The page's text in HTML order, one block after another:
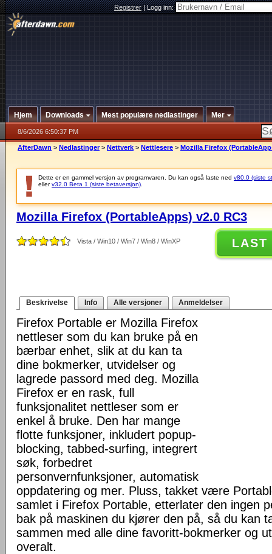
Registrer|Logg inn:
Hjem Downloads Mest populære nedlastinger Mer
8/6/2026 6:50:37 PM
AfterDawn > Nedlastinger > Nettverk > Nettlesere > Mozilla Firefox
Dette er en gammel versjon av programvaren. Du kan også laste ned v80.0 (siste
ellerv32.0 Beta 1 (siste betaversjon)
Mozilla Firefox (PortableApps) v2.0 RC3
Vista / Win10 / Win7 / Win8 / WinXP LAST
Beskrivelse Info Alle versjoner Anmeldelser
Firefox Portable er Mozilla Firefox
nettleser som du kan bruke på en
bærbar enhet, slik at du kan ta
dine bokmerker, utvidelser og
lagrede passord med deg. Mozilla
Firefox er en rask, full
funksjonalitet nettleser som er
enkel å bruke. Den har mange
flotte funksjoner, inkludert popup-
blocking, tabbed-surfing, integrert
søk, forbedret
personvernfunksjoner, automatisk
oppdatering og mer. Pluss, takket være
samlet i Firefox Portable, etterlater den ingen
bak på maskinen du kjører den på, så du kan
sammen med alle dine favoritt-bokmerker og
overalt.